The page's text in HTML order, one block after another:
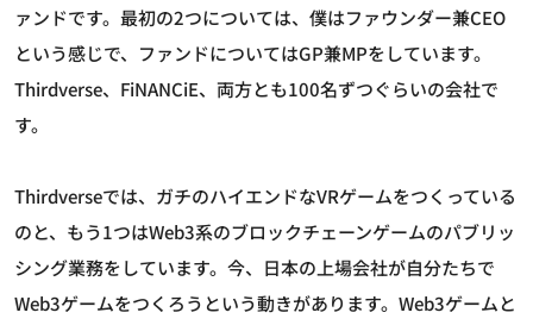
ァンドです。最初の2つについては、僕はファウンダー兼CEO
という感じで、ファンドについてはGP兼MPをしています。
Thirdverse、FiNANCiE、両方とも100名ずつぐらいの会社で
す。
Thirdverseでは、ガチのハイエンドなVRゲームをつくっている
のと、もう1つはWeb3系のブロックチェーンゲームのパブリッ
シング業務をしています。今、日本の上場会社が自分たちで
Web3ゲームをつくろうという動きがあります。Web3ゲームと